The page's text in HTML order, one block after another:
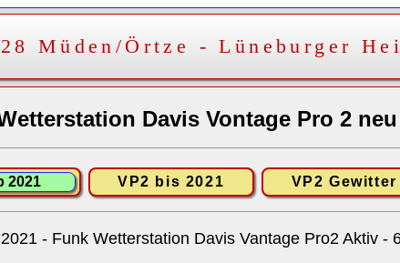
Müden/Örtze - Lüneburger
Davis Vontage Pro 2 neu
2021 VP2 bis 2021 VP2 Gewitter
- Funk Wetterstation Davis Vantage Pro2 Aktiv -